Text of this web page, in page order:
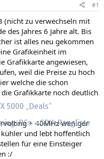
5000 „Deals“
PCs
GPU-Rangliste
#1
(nicht zu verwechseln mit
des Jahres 6 Jahre alt. Bis
ist alles neu gekommen
Grafikeinheit im
Grafikkarte angewiesen,
weil die Preise zu hoch
welche die schon
Grafikkarte noch deutlich
+ 40MHz weniger
und lebt hoffentlich
für eine Einsteiger
:/